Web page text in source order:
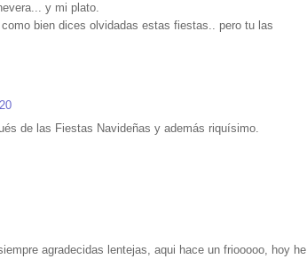
y mi plato.
bien dices olvidadas estas fiestas.. pero tu las
de las Fiestas Navideñas y además riquísimo.
agradecidas lentejas, aqui hace un friooooo, hoy he